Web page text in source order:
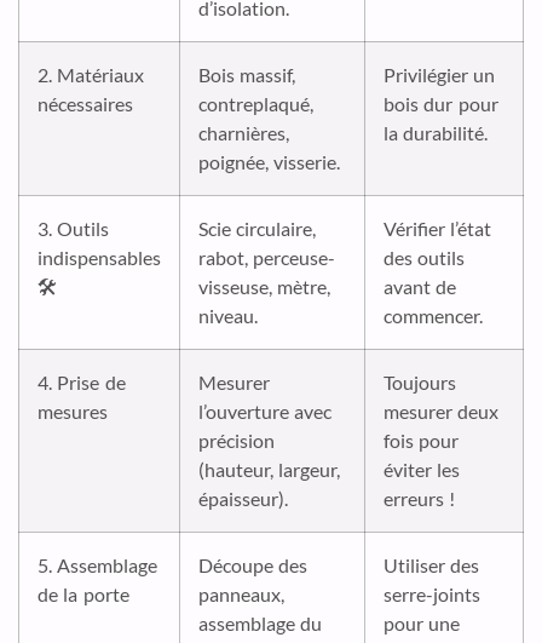
d’isolation.
2. Matériaux
nécessaires
Bois massif,
contreplaqué,
charnières,
poignée, visserie.
Privilégier un
bois dur pour
la durabilité.
3. Outils
indispensables
🛠️
Scie circulaire,
rabot, perceuse-
visseuse, mètre,
niveau.
Vérifier l’état
des outils
avant de
commencer.
4. Prise de
mesures
Mesurer
l’ouverture avec
précision
(hauteur, largeur,
épaisseur).
Toujours
mesurer deux
fois pour
éviter les
erreurs !
5. Assemblage
de la porte
Découpe des
panneaux,
assemblage du
Utiliser des
serre-joints
pour une